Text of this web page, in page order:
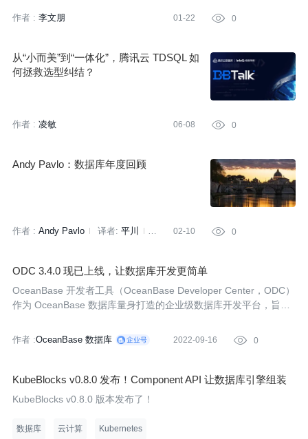
作者 : 李文朋 01-22  0
从“小而美”到“一体化”，腾讯云 TDSQL 如
何拯救选型纠结？
作者 : 凌敏 06-08  0
Andy Pavlo：数据库年度回顾
作者 : Andy Pavlo 译者: 平川
02-10  0
ODC 3.4.0 现已上线，让数据库开发更简单
OceanBase 开发者工具（OceanBase Developer Center，ODC）
作为 OceanBase 数据库量身打造的企业级数据库开发平台，旨在
数据库中的表、视图等 10 余种数据库对象。基于 WebSQL，ODC
作者 :OceanBase 数据库 2022-09-16  0
KubeBlocks v0.8.0 发布！Component API 让数据库引擎组装
更简单！
KubeBlocks v0.8.0 版本发布了！
数据库 云计算 Kubernetes